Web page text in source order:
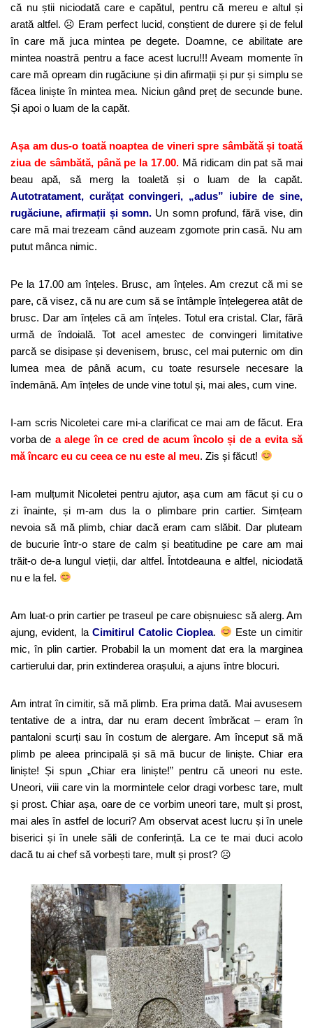
că nu știi niciodată care e capătul, pentru că mereu e altul și
arată altfel. ☹ Eram perfect lucid, conștient de durere și de felul
în care mă juca mintea pe degete. Doamne, ce abilitate are
mintea noastră pentru a face acest lucru!!! Aveam momente în
care mă opream din rugăciune și din afirmații și pur și simplu se
făcea liniște în mintea mea. Niciun gând preț de secunde bune.
Și apoi o luam de la capăt.
Așa am dus-o toată noaptea de vineri spre sâmbătă și toată
ziua de sâmbătă, până pe la 17.00. Mă ridicam din pat să mai
beau apă, să merg la toaletă și o luam de la capăt.
Autotratament, curățat convingeri, „adus” iubire de sine,
rugăciune, afirmații și somn. Un somn profund, fără vise, din
care mă mai trezeam când auzeam zgomote prin casă. Nu am
putut mânca nimic.
Pe la 17.00 am înțeles. Brusc, am înțeles. Am crezut că mi se
pare, că visez, că nu are cum să se întâmple înțelegerea atât de
brusc. Dar am înțeles că am înțeles. Totul era cristal. Clar, fără
urmă de îndoială. Tot acel amestec de convingeri limitative
parcă se disipase și devenisem, brusc, cel mai puternic om din
lumea mea de până acum, cu toate resursele necesare la
îndemână. Am înțeles de unde vine totul și, mai ales, cum vine.
I-am scris Nicoletei care mi-a clarificat ce mai am de făcut. Era
vorba de a alege în ce cred de acum încolo și de a evita să
mă încarc eu cu ceea ce nu este al meu. Zis și făcut!
I-am mulțumit Nicoletei pentru ajutor, așa cum am făcut și cu o
zi înainte, și m-am dus la o plimbare prin cartier. Simțeam
nevoia să mă plimb, chiar dacă eram cam slăbit. Dar pluteam
de bucurie într-o stare de calm și beatitudine pe care am mai
trăit-o de-a lungul vieții, dar altfel. Întotdeauna e altfel, niciodată
nu e la fel.
Am luat-o prin cartier pe traseul pe care obișnuiesc să alerg. Am
ajung, evident, laCimitirul Catolic Cioplea.
Este un cimitir
mic, în plin cartier. Probabil la un moment dat era la marginea
cartierului dar, prin extinderea orașului, a ajuns între blocuri.
Am intrat în cimitir, să mă plimb. Era prima dată. Mai avusesem
tentative de a intra, dar nu eram decent îmbrăcat – eram în
pantaloni scurți sau în costum de alergare. Am început să mă
plimb pe aleea principală și să mă bucur de liniște. Chiar era
liniște! Și spun „Chiar era liniște!” pentru că uneori nu este.
Uneori, viii care vin la mormintele celor dragi vorbesc tare, mult
și prost. Chiar așa, oare de ce vorbim uneori tare, mult și prost,
mai ales în astfel de locuri? Am observat acest lucru și în unele
biserici și în unele săli de conferință. La ce te mai duci acolo
dacă tu ai chef să vorbești tare, mult și prost? ☹